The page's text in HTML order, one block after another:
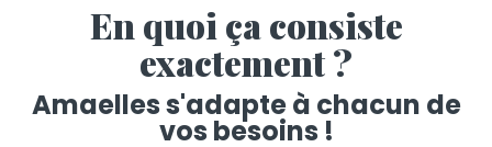
En quoi ça consiste
exactement ?
Amaelles s'adapte à chacun de
vos besoins !